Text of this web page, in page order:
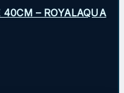
– ROYALAQUA